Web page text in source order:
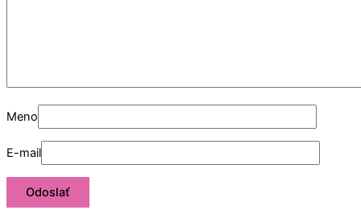
Meno
E-mail